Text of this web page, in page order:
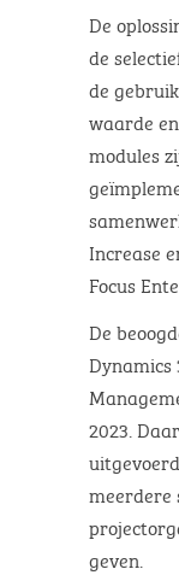
De
de
de
waarde
modules
Increase
Focus
De
Dynamics
2023.
meerdere
geven.